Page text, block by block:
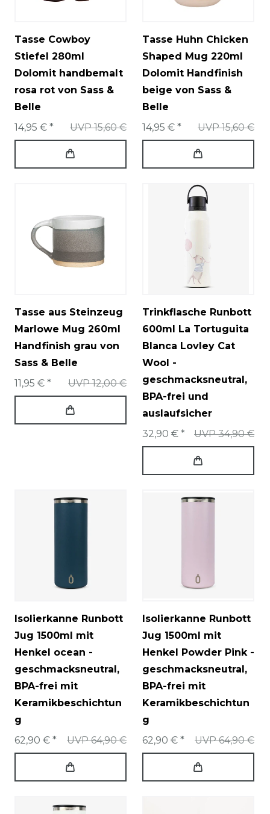
Tasse Cowboy
Stiefel 280ml
Dolomit handbemalt
rosa rot von Sass &
Belle
UVP 15,60 €
14,95 € *
Tasse Huhn Chicken
Shaped Mug 220ml
Dolomit Handfinish
beige von Sass &
Belle
UVP 15,60 €
14,95 € *
Tasse aus Steinzeug
Marlowe Mug 260ml
Handfinish grau von
Sass & Belle
UVP 12,00 €
11,95 € *
Trinkflasche Runbott
600ml La Tortuguita
Blanca Lovley Cat
Wool -
geschmacksneutral,
BPA-frei und
auslaufsicher
UVP 34,90 €
32,90 € *
Isolierkanne Runbott
Jug 1500ml mit
Henkel ocean -
geschmacksneutral,
BPA-frei mit
Keramikbeschichtun
g
UVP 64,90 €
62,90 € *
Isolierkanne Runbott
Jug 1500ml mit
Henkel Powder Pink -
geschmacksneutral,
BPA-frei mit
Keramikbeschichtun
g
UVP 64,90 €
62,90 € *